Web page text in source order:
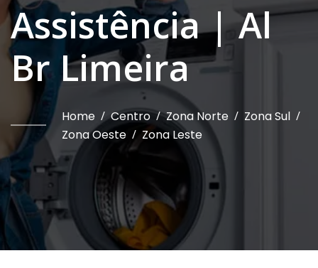
Assistência | Al
Br Limeira
Home / Centro / Zona Norte / Zona Sul /
Zona Oeste / Zona Leste